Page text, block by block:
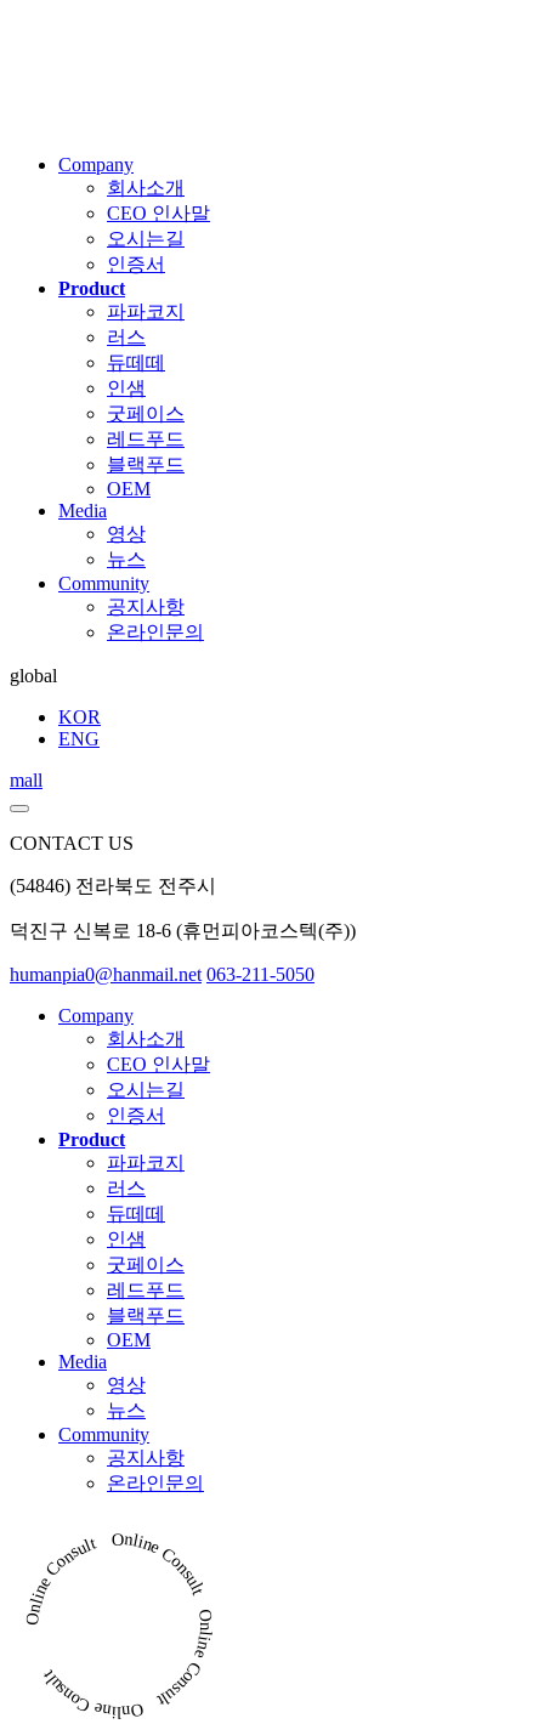
Company
회사소개
CEO 인사말
오시는길
인증서
Product
파파코지
러스
듀떼떼
인샘
굿페이스
레드푸드
블랙푸드
OEM
Media
영상
뉴스
Community
공지사항
온라인문의
global
KOR
ENG
mall
CONTACT US
(54846) 전라북도 전주시
덕진구 신복로 18-6 (휴먼피아코스텍(주))
humanpia0@hanmail.net 063-211-5050
Company
회사소개
CEO 인사말
오시는길
인증서
Product
파파코지
러스
듀떼떼
인샘
굿페이스
레드푸드
블랙푸드
OEM
Media
영상
뉴스
Community
공지사항
온라인문의
Online Consult Online Consult Online Consult Online Consult